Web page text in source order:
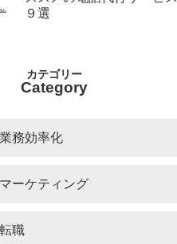
９選
Category
務効率化
ーケティング
職